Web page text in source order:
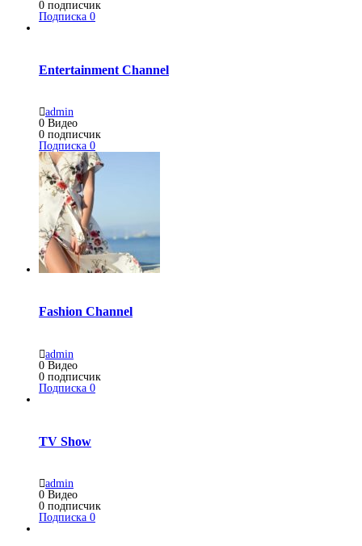
0 подписчик
Подписка 0
Entertainment Channel
admin
0 Видео
0 подписчик
Подписка 0
Fashion Channel
admin
0 Видео
0 подписчик
Подписка 0
TV Show
admin
0 Видео
0 подписчик
Подписка 0